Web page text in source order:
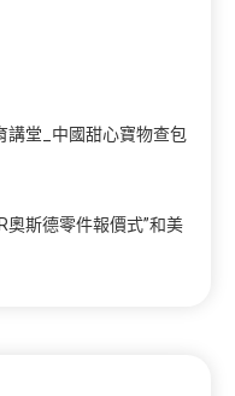
堂_中國甜心寶物查包
奧斯德零件報價式”和美